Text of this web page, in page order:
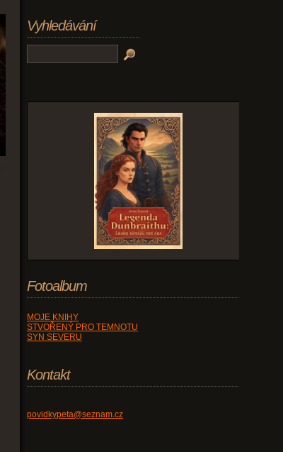
Vyhledávání
Fotoalbum
MOJE KNIHY
STVOŘENÝ PRO TEMNOTU
SYN SEVERU
Kontakt
povidkypeta@seznam.cz